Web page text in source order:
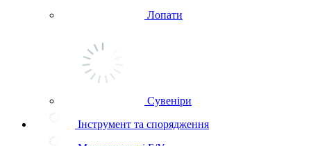
Лопати
Сувеніри
Інструмент та спорядження